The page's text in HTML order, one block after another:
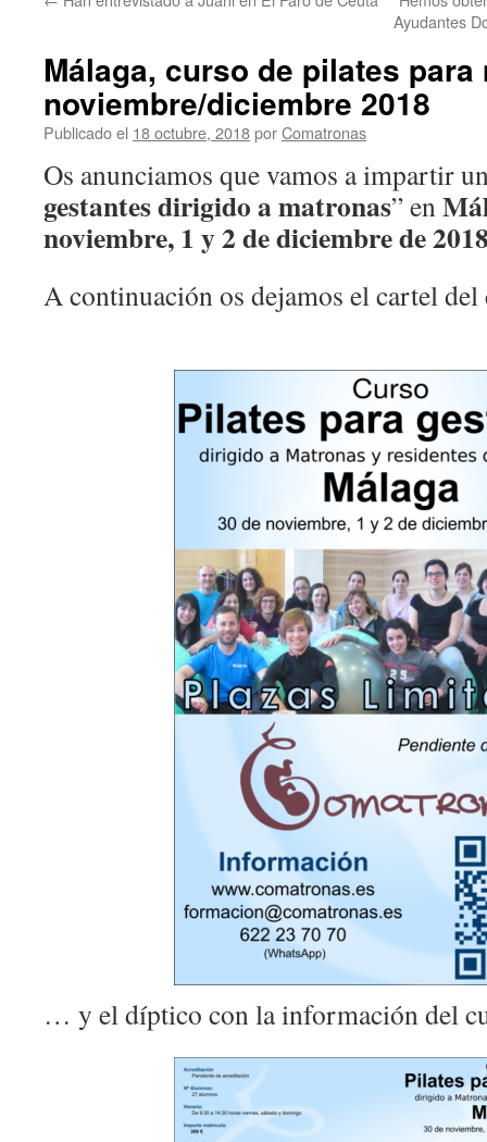
Ayudantes
Málaga, curso de pilates para
noviembre/diciembre 2018
Publicado el 18 octubre, 2018porComatronas
Os anunciamos que vamos a impartir
gestantes dirigido a matronas” en
noviembre, 1 y 2 de diciembre de
A continuación os dejamos el cartel
… y el díptico con la información del